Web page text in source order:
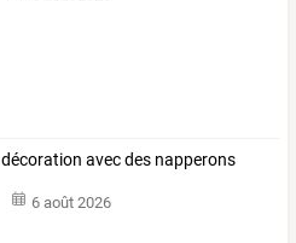
décoration avec des napperons
6 août 2026